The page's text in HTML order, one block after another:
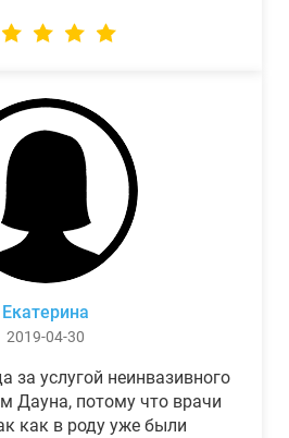
Екатерина
2019-04-30
за услугой неинвазивного
Дауна, потому что врачи
как в роду уже были